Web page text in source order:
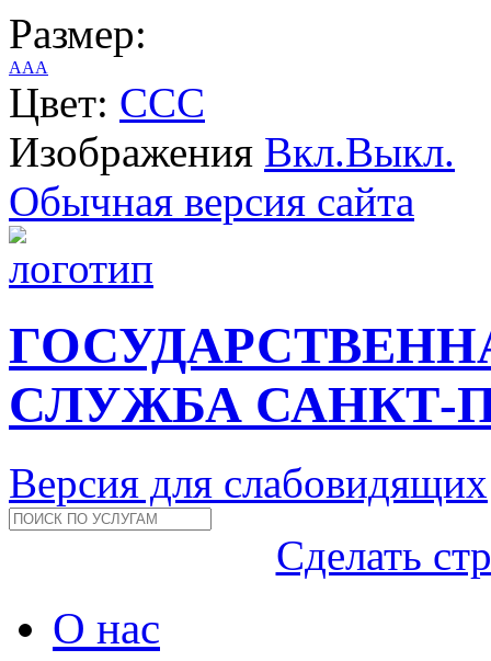
Размер:
AAA
Цвет: CCC
Изображения Вкл.Выкл.
Обычная версия сайта
СЛУЖБА САНКТ-
Версия для слабовидящих
Сделать
О нас